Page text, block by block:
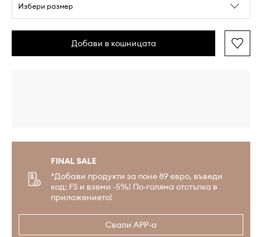
Избери размер
Добави в кошницата
FINAL SALE
*Добави продукти за поне 89 евро, въведи
код: FS и вземи -5%! По-голяма отстъпка в
приложението!
Свали APP-а